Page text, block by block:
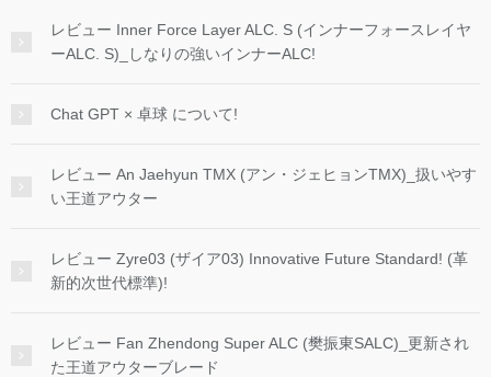
レビュー Inner Force Layer ALC. S (インナーフォースレイヤ
ーALC. S)_しなりの強いインナーALC!
Chat GPT × 卓球 について!
レビュー An Jaehyun TMX (アン・ジェヒョンTMX)_扱いやす
い王道アウター
レビュー Zyre03 (ザイア03) Innovative Future Standard! (革
新的次世代標準)!
レビュー Fan Zhendong Super ALC (樊振東SALC)_更新され
た王道アウターブレード